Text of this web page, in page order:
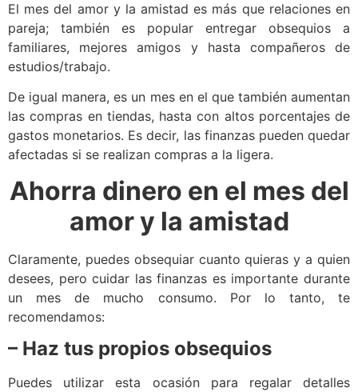
El mes del amor y la amistad es más que relaciones en
pareja; también es popular entregar obsequios a
familiares, mejores amigos y hasta compañeros de
estudios/trabajo.
De igual manera, es un mes en el que también aumentan
las compras en tiendas, hasta con altos porcentajes de
gastos monetarios. Es decir, las finanzas pueden quedar
afectadas si se realizan compras a la ligera.
Ahorra dinero en el mes del
amor y la amistad
Claramente, puedes obsequiar cuanto quieras y a quien
desees, pero cuidar las finanzas es importante durante
un mes de mucho consumo. Por lo tanto, te
recomendamos:
– Haz tus propios obsequios
Puedes utilizar esta ocasión para regalar detalles